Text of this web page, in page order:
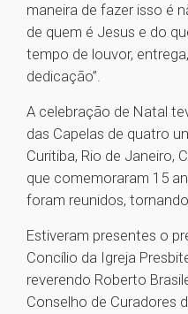
maneira de fazer isso é
de quem é Jesus e do
tempo de louvor,
dedicação”.
A celebração de Natal
das Capelas de quatro
Curitiba, Rio de Janeiro,
que comemoraram 15
foram reunidos,
Estiveram presentes o
Concílio da Igreja
reverendo Roberto
Conselho de Curadores